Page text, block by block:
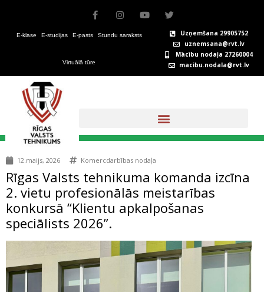
content
F
a
c
e
o
o
k
I
s
t
a
Y T
i
t
e
r
E-klase E-studijas E-pasts Stundu saraksts
Virtuālā tūre
Uzņemšana 29905752
uznemsana@rvt.lv
Mācību nodaļa 27260004
macibu.nodala@rvt.lv
12.maijs, 2026 Komercdarbības nodaļa
Rīgas Valsts tehnikuma komanda izcīna
2. vietu profesionālās meistarības
konkursā “Klientu apkalpošanas
speciālists 2026”.